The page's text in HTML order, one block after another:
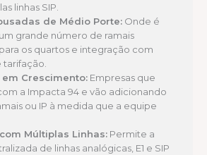
linhas SIP.
de Médio Porte: Onde é
grande número de ramais
os quartos e integração com
Crescimento: Empresas que
a Impacta 94 e vão adicionando
ou IP à medida que a equipe
Múltiplas Linhas: Permite a
de linhas analógicas, E1 e SIP